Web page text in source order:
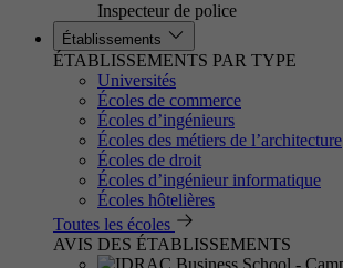
Inspecteur de police
Établissements
ÉTABLISSEMENTS PAR TYPE
Universités
Écoles de commerce
Écoles d’ingénieurs
Écoles des métiers de l’architecture
Écoles de droit
Écoles d’ingénieur informatique
Écoles hôtelières
Toutes les écoles
AVIS DES ÉTABLISSEMENTS